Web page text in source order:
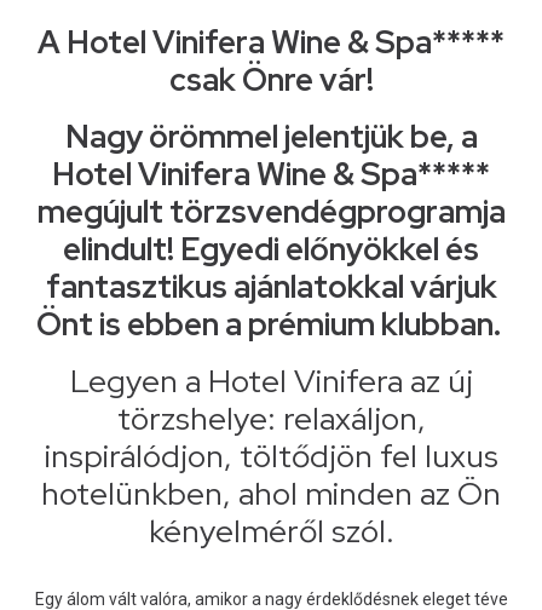
A Hotel Vinifera Wine & Spa*****
csak Önre vár!
Nagy örömmel jelentjük be, a
Hotel Vinifera Wine & Spa*****
megújult törzsvendégprogramja
elindult! Egyedi előnyökkel és
fantasztikus ajánlatokkal várjuk
Önt is ebben a prémium klubban.
Legyen a Hotel Vinifera az új
törzshelye: relaxáljon,
inspirálódjon, töltődjön fel luxus
hotelünkben, ahol minden az Ön
kényelméről szól.
Egy álom vált valóra, amikor a nagy érdeklődésnek eleget téve